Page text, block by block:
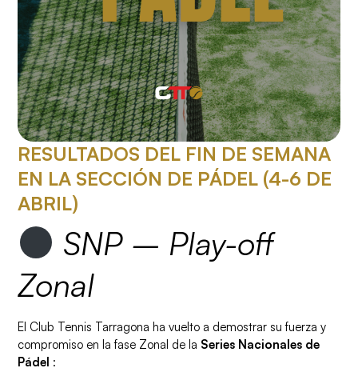
RESULTADOS DEL FIN DE SEMANA
EN LA SECCIÓN DE PÁDEL (4-6 DE
ABRIL)
SNP – Play-off
Zonal
El Club Tennis Tarragona ha vuelto a demostrar su fuerza y ​​
compromiso en la fase Zonal de la Series Nacionales de
Pádel :